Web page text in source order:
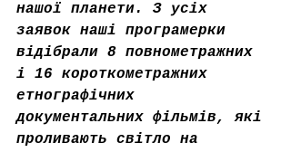
нашої планети. З усіх
заявок наші програмерки
відібрали 8 повнометражних
і 16 короткометражних
етнографічних
документальних фільмів, які
проливають світло на